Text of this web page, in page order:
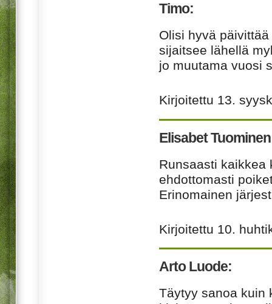
Timo:
Olisi hyvä
sijaitsee lähellä
jo muutama vuosi
Kirjoitettu 13.
Elisabet
Runsaasti kaikkea
ehdottomasti
Erinomainen
Kirjoitettu 10.
Arto Luode:
Täytyy sanoa kuin